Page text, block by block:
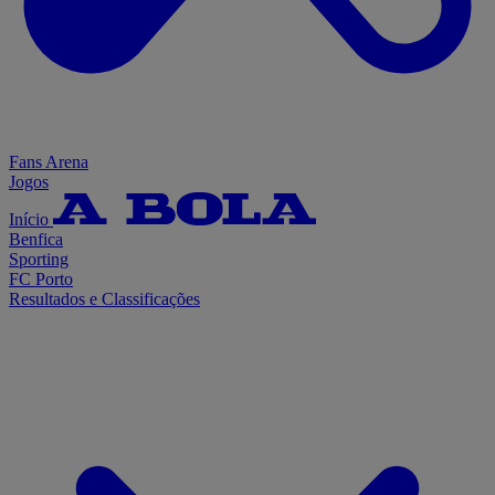
Fans Arena
Jogos
Início
Benfica
Sporting
FC Porto
Resultados e Classificações